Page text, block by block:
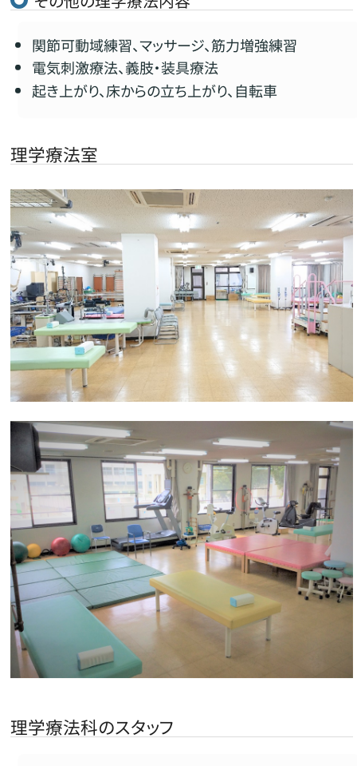
関節可動域練習、マッサージ、筋力増強練習
電気刺激療法、義肢・装具療法
起き上がり、床からの立ち上がり、自転車
理学療法室
理学療法科のスタッフ